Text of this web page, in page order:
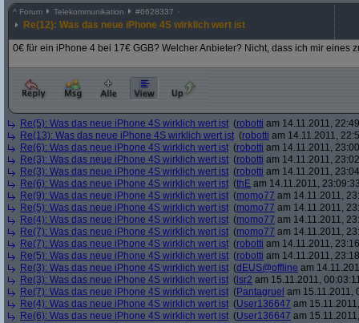
^ Forum Telekommunikation #6628337
Re(12): Was das neue iPhone 4S wirklich wert ist
0€ für ein iPhone 4 bei 17€ GGB? Welcher Anbieter? Nicht, dass ich mir eines
Re(5): Was das neue iPhone 4S wirklich wert ist (robotti am 14.11.2011,
Re(13): Was das neue iPhone 4S wirklich wert ist (robotti am 14.11.2011,
Re(6): Was das neue iPhone 4S wirklich wert ist (robotti am 14.11.2011,
Re(3): Was das neue iPhone 4S wirklich wert ist (robotti am 14.11.2011,
Re(3): Was das neue iPhone 4S wirklich wert ist (robotti am 14.11.2011,
Re(6): Was das neue iPhone 4S wirklich wert ist (thE am 14.11.2011,
Re(9): Was das neue iPhone 4S wirklich wert ist (momo77 am 14.11.2011,
Re(5): Was das neue iPhone 4S wirklich wert ist (momo77 am 14.11.2011,
Re(4): Was das neue iPhone 4S wirklich wert ist (momo77 am 14.11.2011,
Re(7): Was das neue iPhone 4S wirklich wert ist (momo77 am 14.11.2011,
Re(7): Was das neue iPhone 4S wirklich wert ist (robotti am 14.11.2011,
Re(5): Was das neue iPhone 4S wirklich wert ist (robotti am 14.11.2011,
Re(3): Was das neue iPhone 4S wirklich wert ist (dEUS@offline am
Re(3): Was das neue iPhone 4S wirklich wert ist ( lsr2 am 15.11.2011,
Re(7): Was das neue iPhone 4S wirklich wert ist (Pantagruel am 15.11.2011,
Re(4): Was das neue iPhone 4S wirklich wert ist (User136647 am
Re(6): Was das neue iPhone 4S wirklich wert ist (User136647 am